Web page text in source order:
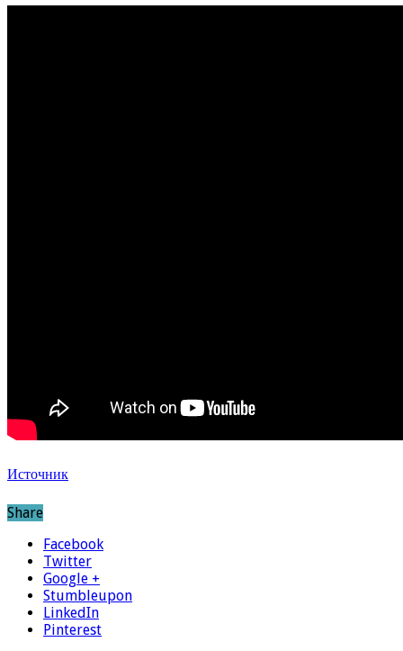
Источник
Share
Facebook
Twitter
Google +
Stumbleupon
LinkedIn
Pinterest